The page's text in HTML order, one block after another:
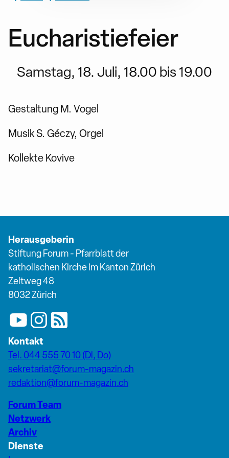
Eucharistiefeier
Samstag, 18. Juli, 18.00 bis 19.00
Gestaltung M. Vogel
Musik S. Géczy, Orgel
Kollekte Kovive
Herausgeberin
Stiftung Forum - Pfarrblatt der
katholischen Kirche im Kanton Zürich
Zeltweg 48
8032 Zürich
Kontakt
Tel. 044 555 70 10 (Di, Do)
sekretariat@forum-magazin.ch
redaktion@forum-magazin.ch
Forum Team
Netzwerk
Archiv
Dienste